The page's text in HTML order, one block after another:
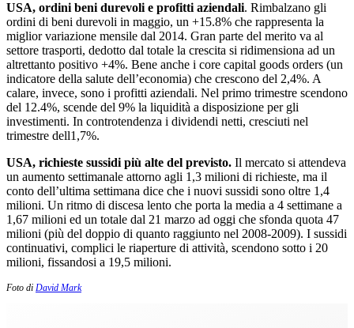
USA, ordini beni durevoli e profitti aziendali. Rimbalzano gli
ordini di beni durevoli in maggio, un +15.8% che rappresenta la
miglior variazione mensile dal 2014. Gran parte del merito va al
settore trasporti, dedotto dal totale la crescita si ridimensiona ad un
altrettanto positivo +4%. Bene anche i core capital goods orders (un
indicatore della salute dell’economia) che crescono del 2,4%. A
calare, invece, sono i profitti aziendali. Nel primo trimestre scendono
del 12.4%, scende del 9% la liquidità a disposizione per gli
investimenti. In controtendenza i dividendi netti, cresciuti nel
trimestre dell1,7%.
USA, richieste sussidi più alte del previsto. Il mercato si attendeva
un aumento settimanale attorno agli 1,3 milioni di richieste, ma il
conto dell’ultima settimana dice che i nuovi sussidi sono oltre 1,4
milioni. Un ritmo di discesa lento che porta la media a 4 settimane a
1,67 milioni ed un totale dal 21 marzo ad oggi che sfonda quota 47
milioni (più del doppio di quanto raggiunto nel 2008-2009). I sussidi
continuativi, complici le riaperture di attività, scendono sotto i 20
milioni, fissandosi a 19,5 milioni.
Foto di David Mark